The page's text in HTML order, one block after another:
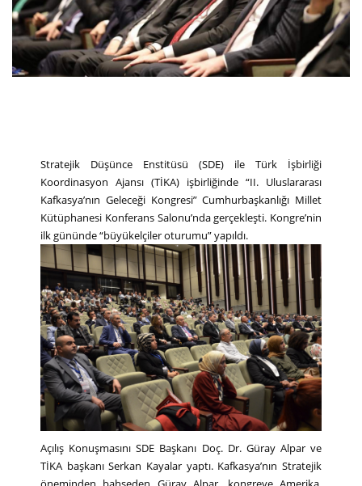
Stratejik Düşünce Enstitüsü (SDE) ile Türk İşbirliği
Koordinasyon Ajansı (TİKA) işbirliğinde “II. Uluslararası
Kafkasya’nın Geleceği Kongresi” Cumhurbaşkanlığı Millet
Kütüphanesi Konferans Salonu’nda gerçekleşti. Kongre’nin
ilk gününde “büyükelçiler oturumu” yapıldı.
Açılış Konuşmasını SDE Başkanı Doç. Dr. Güray Alpar ve
TİKA başkanı Serkan Kayalar yaptı. Kafkasya’nın Stratejik